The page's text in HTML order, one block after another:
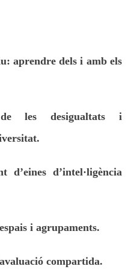
aprendre dels i amb els
les desigualtats i
d’eines d’intel·ligència
i agrupaments.
compartida.